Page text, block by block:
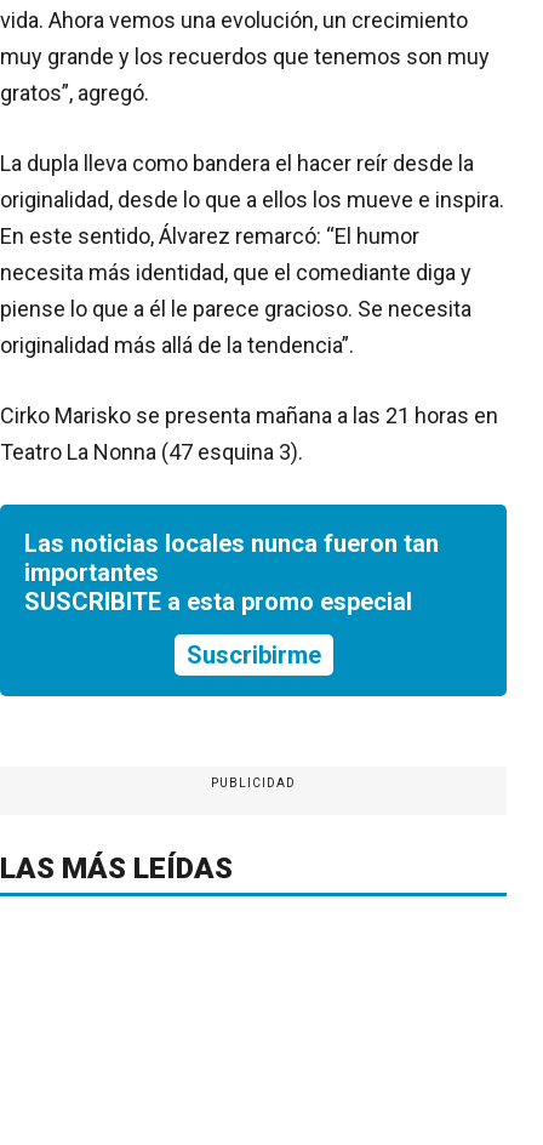
vida. Ahora vemos una evolución, un crecimiento
muy grande y los recuerdos que tenemos son muy
gratos”, agregó.
La dupla lleva como bandera el hacer reír desde la
originalidad, desde lo que a ellos los mueve e inspira.
En este sentido, Álvarez remarcó: “El humor
necesita más identidad, que el comediante diga y
piense lo que a él le parece gracioso. Se necesita
originalidad más allá de la tendencia”.
Cirko Marisko se presenta mañana a las 21 horas en
Teatro La Nonna (47 esquina 3).
Las noticias locales nunca fueron tan
importantes
SUSCRIBITE a esta promo especial
Suscribirme
PUBLICIDAD
LAS MÁS LEÍDAS